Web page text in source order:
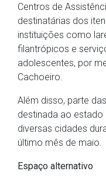
Centros de
destinatárias dos
instituições como
filantrópicos e
adolescentes, por
Cachoeiro.
Além disso, parte
destinada ao estado
diversas cidades
último mês de maio.
Espaço alternativo